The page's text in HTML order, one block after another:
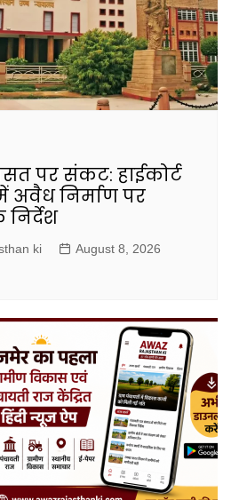
पर संकट: हाईकोर्ट
अवैध निर्माण पर
ki
August 8, 2026